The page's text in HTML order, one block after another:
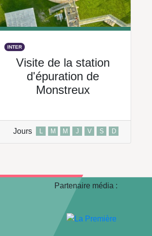
INTER
Visite de la station
d'épuration de
Monstreux
Jours L M M J V S D
Partenaire média :